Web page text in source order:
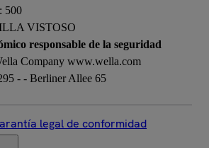
: 500
VISTOSO
responsable de la seguridad
Company www.wella.com
- - Berliner Allee 65
legal de conformidad